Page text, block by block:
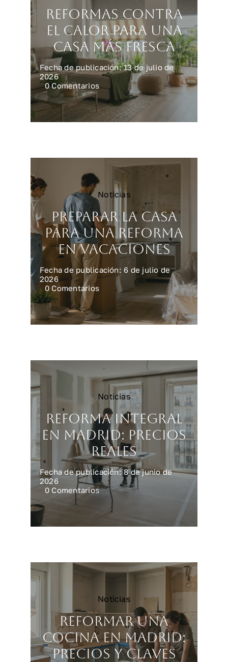
Reformas contra
el calor para una
casa más fresca
Fecha de publicación: 13 de julio de
2026
0 Comentarioson
Reformas
contra
el
calor
más
fresca
Noticias
Preparar la casa
para una reforma
en vacaciones
Fecha de publicación: 6 de julio de
2026
0 Comentarioson
casa
para
vacaciones
Noticias
Reforma integral
en Madrid: precios
reales
Fecha de publicación: 8 de junio de
2026
0 Comentarioson
Reforma
integral
Madrid:
Noticias
Reformar una
cocina en Madrid:
precios y claves